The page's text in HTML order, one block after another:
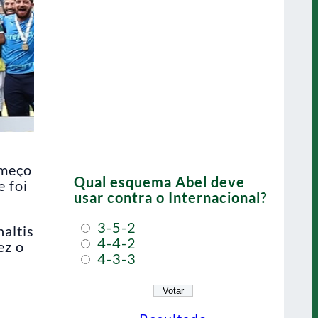
foi
o
Qual esquema Abel deve
usar contra o Internacional?
3-5-2
4-4-2
4-3-3